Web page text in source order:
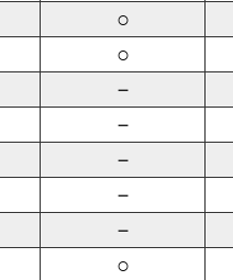
○
○
－
－
－
－
－
○